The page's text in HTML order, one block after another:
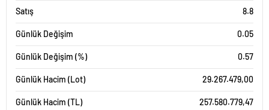
Satış 8.8
Günlük Değişim 0.05
Günlük Değişim (%) 0.57
Günlük Hacim (Lot) 29.267.479,00
Günlük Hacim (TL) 257.580.779,47